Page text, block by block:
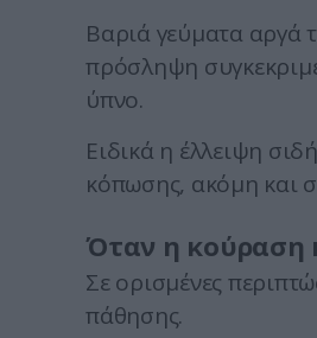
Βαριά γεύματα αργά
πρόσληψη
ύπνο.
Ειδικά η έλλειψη
κόπωσης, ακόμη και
Όταν η κούραση
Σε ορισμένες
πάθησης.